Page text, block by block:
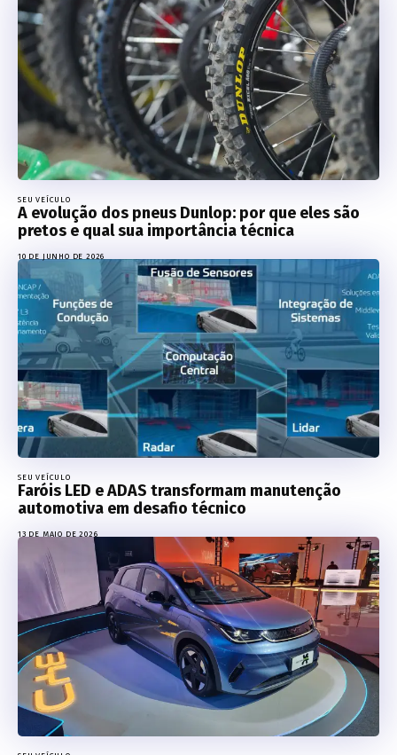
SEU VEÍCULO
A evolução dos pneus Dunlop: por que eles são
pretos e qual sua importância técnica
10 DE JUNHO DE 2026
SEU VEÍCULO
Faróis LED e ADAS transformam manutenção
automotiva em desafio técnico
13 DE MAIO DE 2026